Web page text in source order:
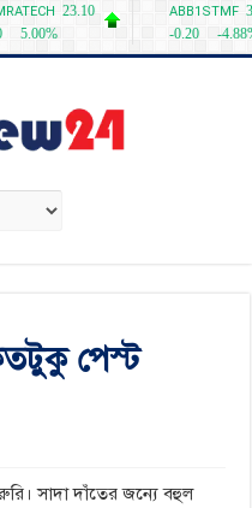
পেস্ট
সাদা দাঁতের জন্যে বহুল